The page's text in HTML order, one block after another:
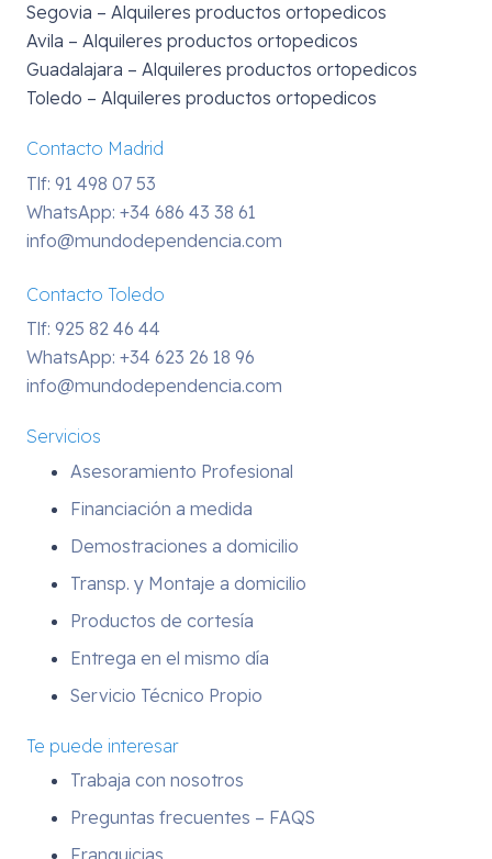
Segovia – Alquileres productos ortopedicos
Avila – Alquileres productos ortopedicos
Guadalajara – Alquileres productos ortopedicos
Toledo – Alquileres productos ortopedicos
Contacto Madrid
Tlf: 91 498 07 53
WhatsApp: +34 686 43 38 61
info@mundodependencia.com
Contacto Toledo
Tlf: 925 82 46 44
WhatsApp: +34 623 26 18 96
info@mundodependencia.com
Servicios
Asesoramiento Profesional
Financiación a medida
Demostraciones a domicilio
Transp. y Montaje a domicilio
Productos de cortesía
Entrega en el mismo día
Servicio Técnico Propio
Te puede interesar
Trabaja con nosotros
Preguntas frecuentes – FAQS